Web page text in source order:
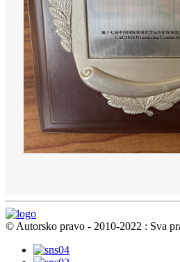
© Autorsko pravo - 2010-2022 : Sva